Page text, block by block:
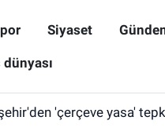
Siyaset
'çerçeve yasa'